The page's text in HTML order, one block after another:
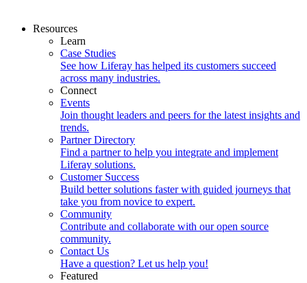
Resources
Learn
Case Studies
See how Liferay has helped its customers succeed
across many industries.
Connect
Events
Join thought leaders and peers for the latest insights and
trends.
Partner Directory
Find a partner to help you integrate and implement
Liferay solutions.
Customer Success
Build better solutions faster with guided journeys that
take you from novice to expert.
Community
Contribute and collaborate with our open source
community.
Contact Us
Have a question? Let us help you!
Featured